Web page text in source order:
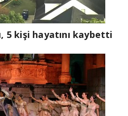
5 kişi hayatını kaybetti